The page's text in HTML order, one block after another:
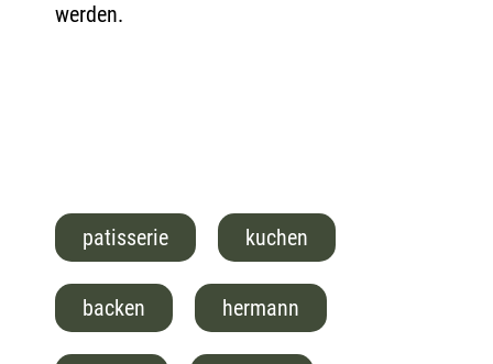
werden.
patisserie kuchen
backen hermann